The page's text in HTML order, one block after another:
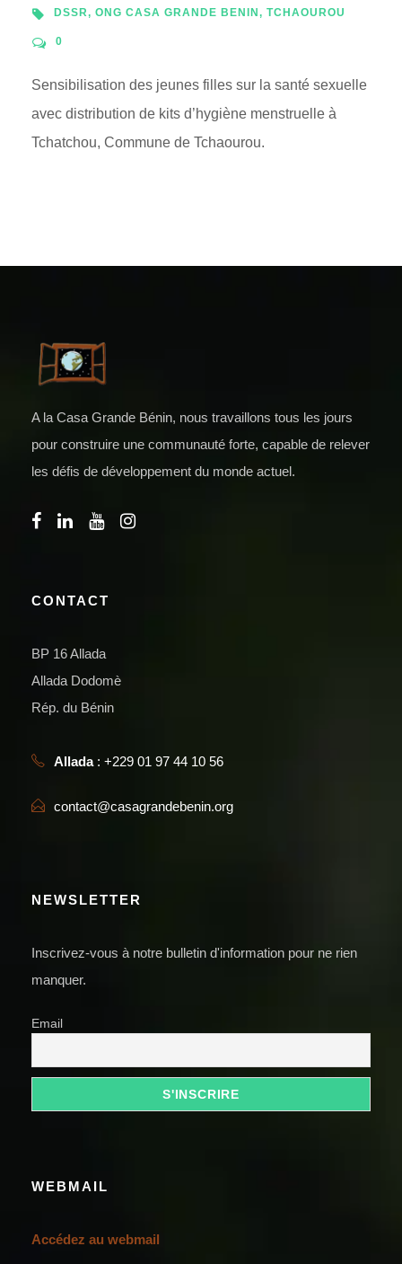
DSSR, ONG CASA GRANDE BENIN , TCHAOUROU
0
Sensibilisation des jeunes filles sur la santé sexuelle
avec distribution de kits d’hygiène menstruelle à
Tchatchou, Commune de Tchaourou.
A la Casa Grande Bénin, nous travaillons tous les jours
pour construire une communauté forte, capable de relever
les défis de développement du monde actuel.
CONTACT
BP 16 Allada
Allada Dodomè
Rép. du Bénin
Allada: +229 01 97 44 10 56
contact@casagrandebenin.org
NEWSLETTER
Inscrivez-vous à notre bulletin d'information pour ne rien
manquer.
Email
WEBMAIL
Accédez au webmail